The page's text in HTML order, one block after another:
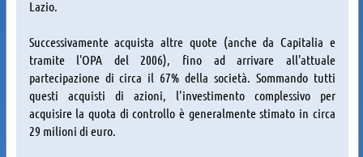
Lazio.
Successivamente acquista altre quote (anche da Capitalia e
tramite l'OPA del 2006), fino ad arrivare all'attuale
partecipazione di circa il 67% della società. Sommando tutti
questi acquisti di azioni, l'investimento complessivo per
acquisire la quota di controllo è generalmente stimato in circa
29 milioni di euro.